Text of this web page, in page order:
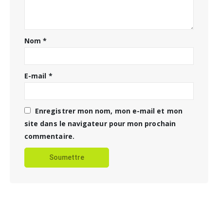
Nom*
E-mail *
Enregistrer mon nom, mon e-mail et mon
site dans le navigateur pour mon prochain
commentaire.